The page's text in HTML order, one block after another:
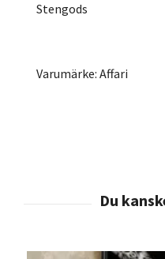
Stengods
Varumärke: Affari